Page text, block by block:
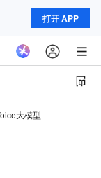
打开 APP
大模型